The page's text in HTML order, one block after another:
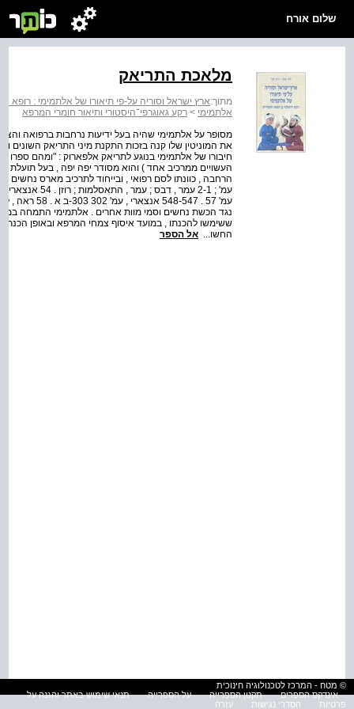
שלום אורח
מלאכת התריאק
מתוך:ארץ ישראל וסוריה על-פי תיאורו של אלתמימי : רופא
אלתמימי > רקע גאוגרפי־היסטורי ותיאור חומרי המרפא
מסופר על אלתמימי שהיה בעל ידיעות נרחבות ברפואה
חיבורו של אלתמימי בנוגע לתריאק אלפארוק : "ומהם
העשויים ממרכיב אחד ) והוא מסודר יפה יפה , בעל תועלת
עמ' 57 . 548-
נגד הכשת נחשים וסמי מוות אחרים . אלתמימי התמחה
ששימשו להכנתו , במועד איסוף צמחי המרפא ובאופן
החשו... אל הספר
© מטח - המרכז לטכנולוגיה חינוכית
אינדקס הספרים
תקנון הספרייה על הספרייה
תנאי שימוש באתר והגנה על
פרטיות
הסדרי נגישות עזרה